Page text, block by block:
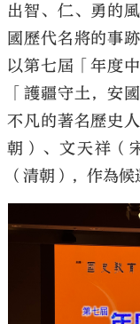
出智、仁、勇的
國歷代名將的事
以第七屆「年度
「護疆守土，安
不凡的著名歷史
朝）、文天祥（
（清朝），作為